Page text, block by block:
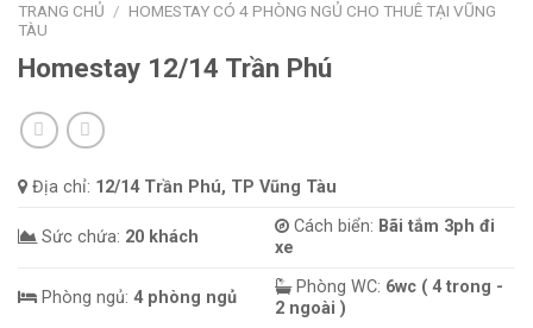
TRANG CHỦ / HOMESTAY CÓ 4 PHÒNG NGỦ CHO THUÊ TẠI VŨNG
TÀU
Homestay 12/14 Trần Phú
Địa chỉ: 12/14 Trần Phú, TP Vũng Tàu
Sức chứa: 20 khách
Cách biển: Bãi tắm 3ph đi
xe
Phòng ngủ: 4 phòng ngủ
Phòng WC: 6wc ( 4 trong -
2 ngoài )